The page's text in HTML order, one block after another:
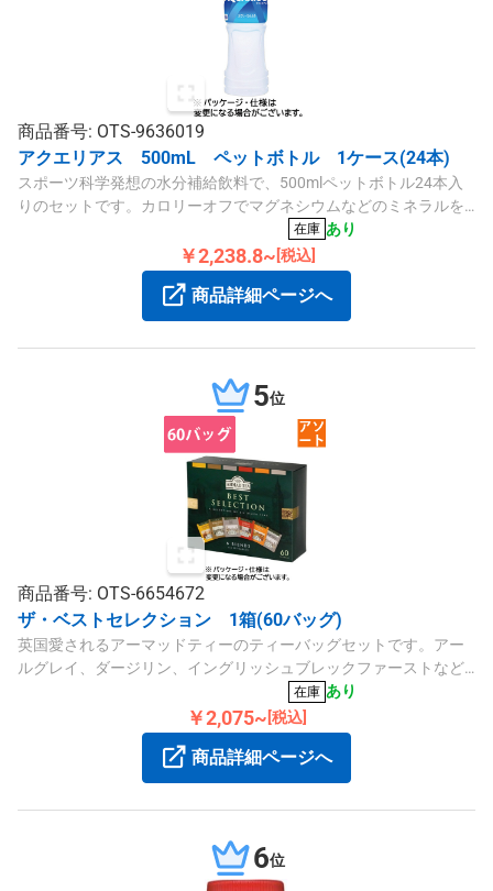
商品番号: OTS-9636019
アクエリアス 500mL ペットボトル 1ケース(24本)
スポーツ科学発想の水分補給飲料で、500mlペットボトル24本入
りのセットです。カロリーオフでマグネシウムなどのミネラルを
含み、1ケースで手軽に水分補給が可能です。
在庫 あり
￥2,238.8~[税込]
商品詳細ページへ
5位
商品番号: OTS-6654672
ザ・ベストセレクション 1箱(60バッグ)
英国愛されるアーマッドティーのティーバッグセットです。アー
ルグレイ、ダージリン、イングリッシュブレックファーストなど
計6種類、各10バッグ入りの60バッグ入りパッケージです。
在庫 あり
￥2,075~ [税込]
商品詳細ページへ
6位